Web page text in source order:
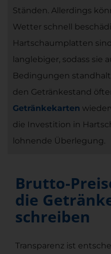
Ständen. Allerdings
Wetter schnell
Hartschaumplatten
langlebiger, sodass sie
Bedingungen
den Getränkestand
Getränkekarten
die Investition in
lohnende Überlegung.
Brutto-
die
schreiben
Transparenz ist